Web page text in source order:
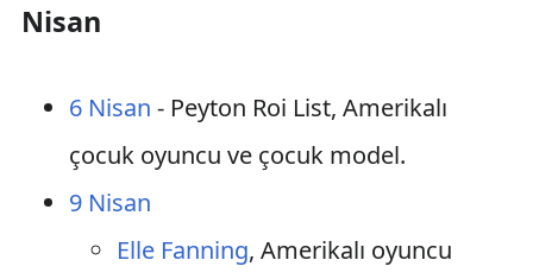
Nisan
6 Nisan - Peyton Roi List, Amerikalı
çocuk oyuncu ve çocuk model.
9 Nisan
Elle Fanning, Amerikalı oyuncu